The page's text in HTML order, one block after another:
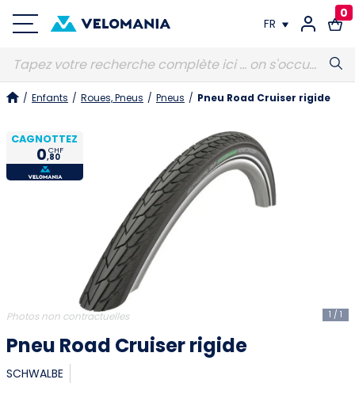
FR
FR
DE
0
/ Enfants / Roues, Pneus / Pneus / Pneu Road Cruiser rigide
CAGNOTTEZ
0,80
CHF
1 / 1
Photos non contractuelles
Pneu Road Cruiser rigide
SCHWALBE